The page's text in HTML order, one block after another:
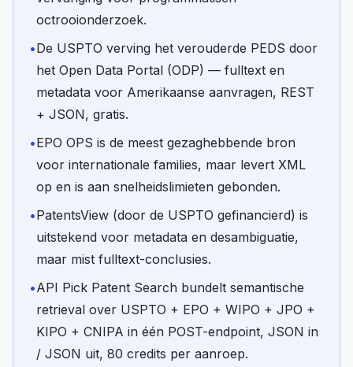
octrooionderzoek.
•De USPTO verving het verouderde PEDS door
het Open Data Portal (ODP) — fulltext en
metadata voor Amerikaanse aanvragen, REST
+ JSON, gratis.
•EPO OPS is de meest gezaghebbende bron
voor internationale families, maar levert XML
op en is aan snelheidslimieten gebonden.
•PatentsView (door de USPTO gefinancierd) is
uitstekend voor metadata en desambiguatie,
maar mist fulltext-conclusies.
•API Pick Patent Search bundelt semantische
retrieval over USPTO + EPO + WIPO + JPO +
KIPO + CNIPA in één POST-endpoint, JSON in
/ JSON uit, 80 credits per aanroep.